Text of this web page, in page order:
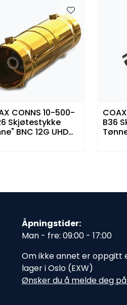
CONNS 10-500-
Skjøtestykke
BNC 12G UHD
B36
Åpningstider:
Man - fre: 09:00 - 17:00
Om ikke annet er oppgitt
lager i Oslo (EXW)
Ønsker du å melde deg